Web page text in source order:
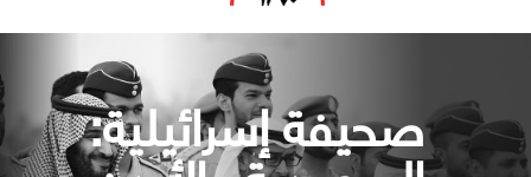
صحيفة إسرائيلية: